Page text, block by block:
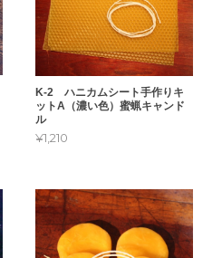
K-2 ハニカムシート手作りキ
ットA（濃い色）蜜蝋キャンド
ル
¥1,210